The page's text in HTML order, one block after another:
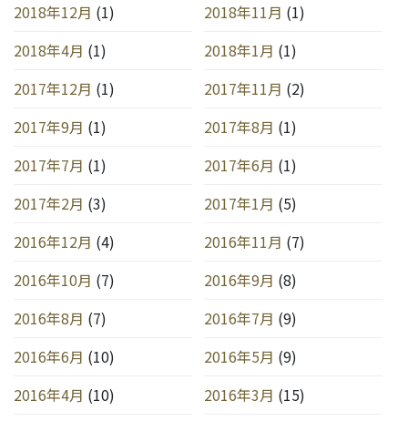
2018年12月 (1) 2018年11月 (1)
2018年4月 (1) 2018年1月 (1)
2017年12月 (1) 2017年11月 (2)
2017年9月 (1) 2017年8月 (1)
2017年7月 (1) 2017年6月 (1)
2017年2月 (3) 2017年1月 (5)
2016年12月 (4) 2016年11月 (7)
2016年10月 (7) 2016年9月 (8)
2016年8月 (7) 2016年7月 (9)
2016年6月 (10) 2016年5月 (9)
2016年4月 (10) 2016年3月 (15)